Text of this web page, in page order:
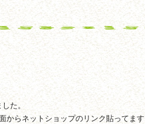
た。
からネットショップのリンク貼ってます